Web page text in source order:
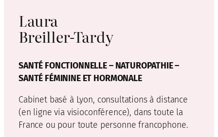
Laura
Breiller-Tardy
SANTÉ FONCTIONNELLE – NATUROPATHIE –
SANTÉ FÉMININE ET HORMONALE
Cabinet basé à Lyon, consultations à distance
(en ligne via visioconférence), dans toute la
France ou pour toute personne francophone.